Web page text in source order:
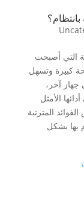
التي أصبحت
كبيرة وتسهل
آخر،
الأمثل
المترتبة
بها بشكل